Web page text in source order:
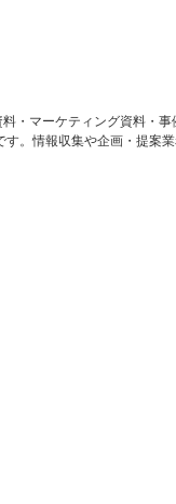
・マーケティング資料・
。情報収集や企画・提案